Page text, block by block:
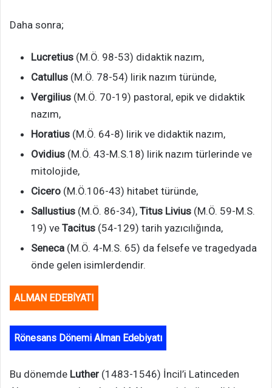
Daha sonra;
Lucretius (M.Ö. 98-53) didaktik nazım,
Catullus (M.Ö. 78-54) lirik nazım türünde,
Vergilius (M.Ö. 70-19) pastoral, epik ve didaktik
nazım,
Horatius (M.Ö. 64-8) lirik ve didaktik nazım,
Ovidius (M.Ö. 43-M.S.18) lirik nazım türlerinde ve
mitolojide,
Cicero (M.Ö.106-43) hitabet türünde,
Sallustius (M.Ö. 86-34), Titus Livius (M.Ö. 59-M.S.
19) ve Tacitus (54-129) tarih yazıcılığında,
Seneca (M.Ö. 4-M.S. 65) da felsefe ve tragedyada
önde gelen isimlerdendir.
ALMAN EDEBİYATI
Rönesans Dönemi Alman Edebiyatı
Bu dönemde Luther (1483-1546) İncil’i Latinceden